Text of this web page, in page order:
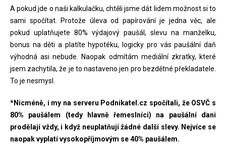
A pokud jde o naši kalkulačku, chtěli jsme dát lidem možnost si to
sami spočítat. Protože úleva od papírování je jedna věc, ale
pokud uplatňujete 80% výdajový paušál, slevu na manželku,
bonus na děti a platíte hypotéku, logicky pro vás paušální daň
výhodná asi nebude. Naopak odmítám mediální zkratky, které
jsem zachytila, že je to nastaveno jen pro bezdětné překladatele.
To je nesmysl.
*Nicméně, i my na serveru Podnikatel.cz spočítali, že OSVČ s
80% paušálem (tedy hlavně řemeslníci) na paušální dani
prodělají vždy, i když neuplatňují žádné další slevy. Nejvíce se
naopak vyplatí vysokopříjmovým se 40% paušálem.